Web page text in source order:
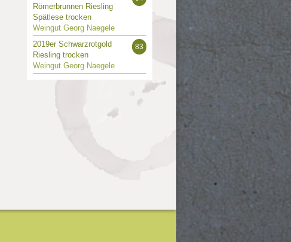
Römerbrunnen Riesling
Spätlese trocken
Weingut Georg Naegele
83
2019er Schwarzrotgold
Riesling trocken
Weingut Georg Naegele